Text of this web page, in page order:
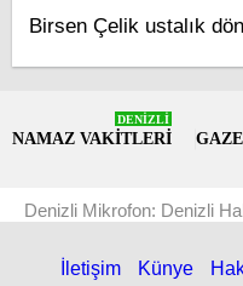
Birsen Çelik ustalık
NAMAZ VAKİTLERİ
DENİZLİ
Denizli Mikrofon: Denizli
İletişim Künye